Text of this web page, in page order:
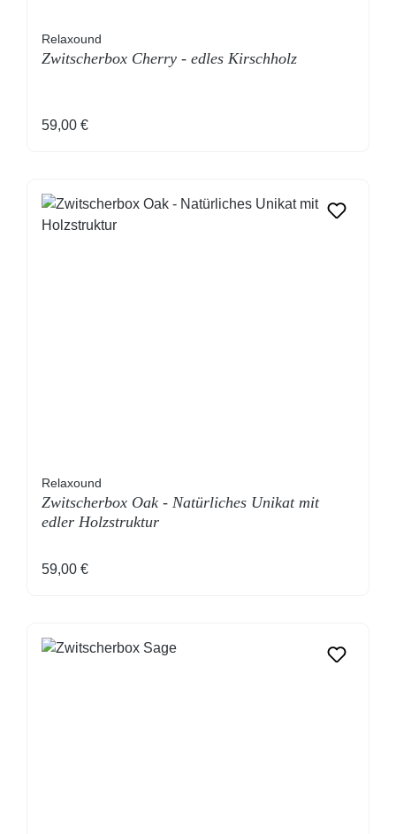
Relaxound
Zwitscherbox Cherry - edles Kirschholz
Regulärer Preis:
59,00 €
Relaxound
Zwitscherbox Oak - Natürliches Unikat mit
edler Holzstruktur
Regulärer Preis:
59,00 €